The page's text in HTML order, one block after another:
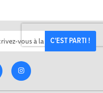
C'EST PARTI !